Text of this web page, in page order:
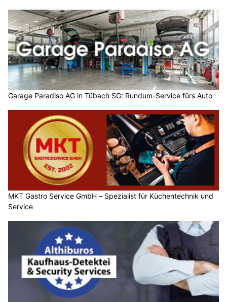
Garage Paradiso AG in Tübach SG: Rundum-Service fürs Auto
MKT Gastro Service GmbH – Spezialist für Küchentechnik und
Service